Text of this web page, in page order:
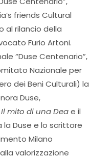
friends Cultural
al rilancio della
Furio Artoni.
“Duse Centenario”,
Nazionale per
dei Beni Culturali) la
Duse,
mito di una Deae il
la Duse e lo scrittore
Milano
valorizzazione